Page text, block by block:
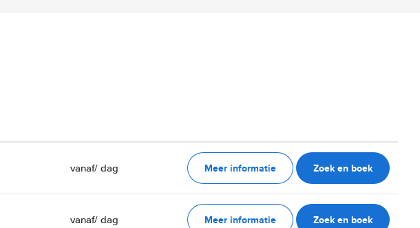
vanaf/ dag Meer informatie Zoek en boek
vanaf/ dag Meer informatie Zoek en boek